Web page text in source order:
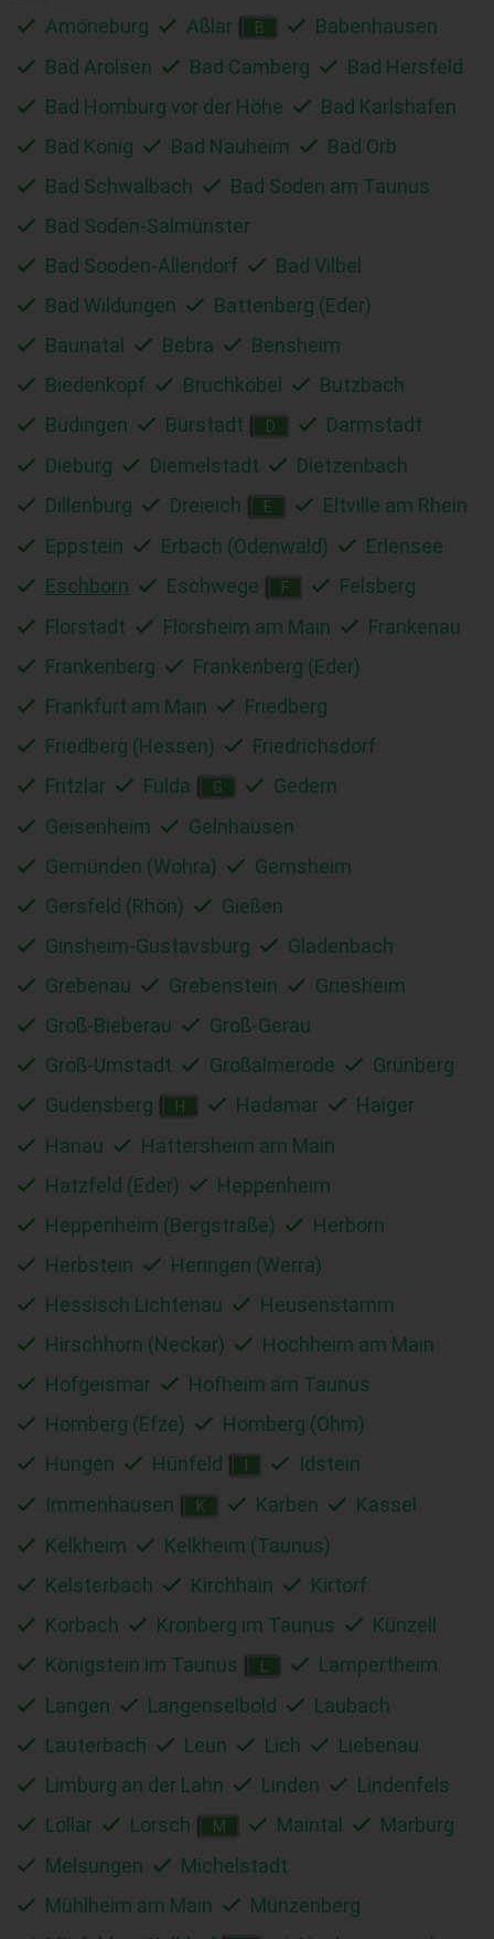
Amöneburg
Aßlar B
Babenhausen
Bad Arolsen
Bad Camberg
Bad Hersfeld
Bad Homburg vor der Höhe
Bad Karlshafen
Bad König
Bad Nauheim
Bad Orb
Bad Schwalbach
Bad Soden am Taunus
Bad Soden-Salmünster
Bad Sooden-Allendorf
Bad Vilbel
Bad Wildungen
Battenberg (Eder)
Baunatal
Bebra
Bensheim
Biedenkopf
Bruchköbel
Butzbach
Büdingen
Bürstadt D
Darmstadt
Dieburg
Diemelstadt
Dietzenbach
Dillenburg
Dreieich E
Eltville am Rhein
Eppstein
Erbach (Odenwald)
Erlensee
Eschborn
Eschwege F
Felsberg
Florstadt
Flörsheim am Main
Frankenau
Frankenberg
Frankenberg (Eder)
Frankfurt am Main
Friedberg
Friedberg (Hessen)
Friedrichsdorf
Fritzlar
Fulda G
Gedern
Geisenheim
Gelnhausen
Gemünden (Wohra)
Gernsheim
Gersfeld (Rhön)
Gießen
Ginsheim-Gustavsburg
Gladenbach
Grebenau
Grebenstein
Griesheim
Groß-Bieberau
Groß-Gerau
Groß-Umstadt
Großalmerode
Grünberg
Gudensberg
H Hadamar
Haiger
Hanau
Hattersheim am Main
Hatzfeld (Eder)
Heppenheim
Heppenheim (Bergstraße)
Herborn
Herbstein
Heringen (Werra)
Hessisch Lichtenau
Heusenstamm
Hirschhorn (Neckar)
Hochheim am Main
Hofgeismar
Hofheim am Taunus
Homberg (Efze)
Homberg (Ohm)
Hungen
Hünfeld
Idstein
Immenhausen
K Karben
Kassel
Kelkheim
Kelkheim (Taunus)
Kelsterbach
Kirchhain
Kirtorf
Korbach
Kronberg im Taunus
Künzell
Königstein im Taunus
Lampertheim
Langen
Langenselbold
Laubach
Lauterbach
Leun Lich
Liebenau
Limburg an der Lahn
Linden
Lindenfels
Lollar
Lorsch M Maintal
Marburg
Melsungen
Michelstadt
Mühlheim am Main
Münzenberg